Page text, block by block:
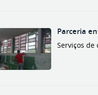
Parceria
Serviços de